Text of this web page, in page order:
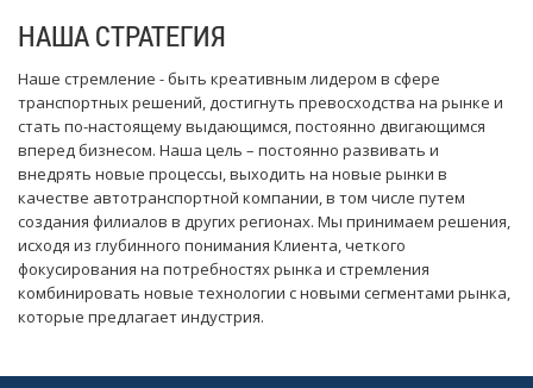
НАША СТРАТЕГИЯ
Наше стремление - быть креативным лидером в сфере
транспортных решений, достигнуть превосходства на рынке и
стать по-настоящему выдающимся, постоянно двигающимся
вперед бизнесом. Наша цель – постоянно развивать и
внедрять новые процессы, выходить на новые рынки в
качестве автотранспортной компании, в том числе путем
создания филиалов в других регионах. Мы принимаем решения,
исходя из глубинного понимания Клиента, четкого
фокусирования на потребностях рынка и стремления
комбинировать новые технологии с новыми сегментами рынка,
которые предлагает индустрия.